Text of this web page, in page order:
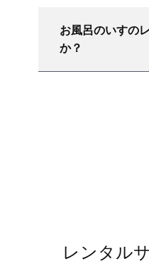
お風呂のいすの
か？
レンタル